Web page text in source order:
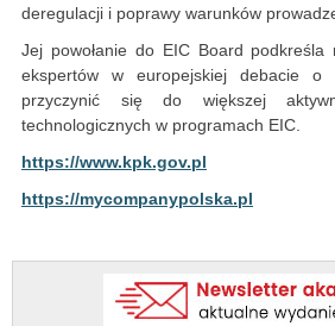
deregulacji i poprawy warunków
Jej powołanie do EIC Board podkreśla
ekspertów w europejskiej debacie o
przyczynić się do większej
technologicznych w programach EIC.
https://www.kpk.gov.pl
https://mycompanypolska.pl